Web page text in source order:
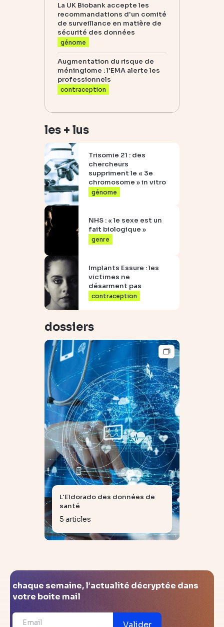
La UK Biobank accepte les
recommandations d'un comité
de surveillance en matière de
sécurité des données
génome
Augmentation du risque de
méningiome : l'EMA alerte les
professionnels
contraception
les + lus
Trisomie 21 : des
chercheurs
suppriment le « 3e
chromosome » in vitro
génome
NHS : « le sexe est un
fait biologique »
genre
Implants Essure : les
victimes ne
désarment pas
contraception
dossiers
L'Eldorado des données de
santé
5 articles
chaque semaine, l’actualité décryptée dans
votre boite mail
Valider